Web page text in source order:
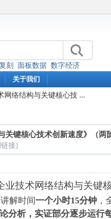
刻 面板数据 数字经济
关于我们
网络结构与关键核心技 ...
关键核心技术创新速度》（两
接]
业技术网络结构与关键
解时间一个小时15分钟 ，
分析，实证部分逐步运行